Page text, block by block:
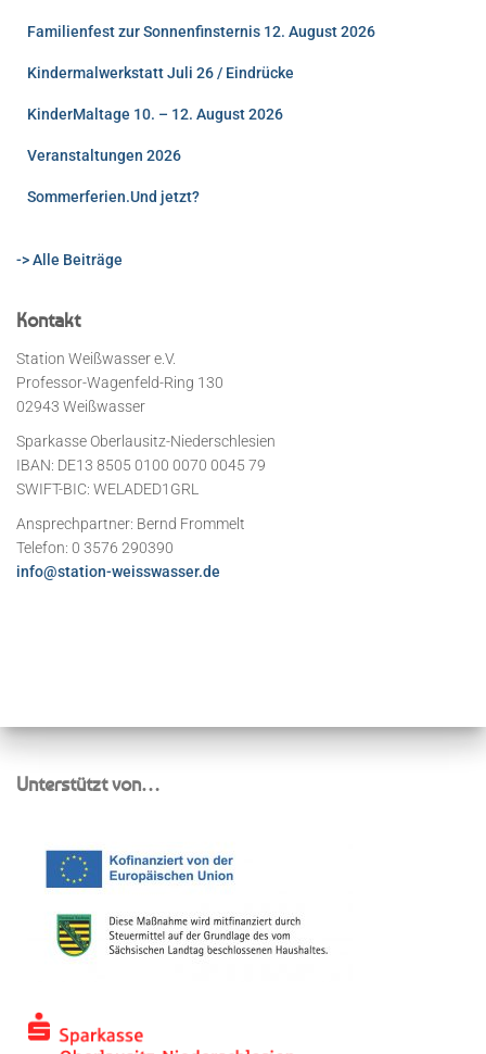
Familienfest zur Sonnenfinsternis 12. August 2026
Kindermalwerkstatt Juli 26 / Eindrücke
KinderMaltage 10. – 12. August 2026
Veranstaltungen 2026
Sommerferien.Und jetzt?
-> Alle Beiträge
Kontakt
Station Weißwasser e.V.
Professor-Wagenfeld-Ring 130
02943 Weißwasser
Sparkasse Oberlausitz-Niederschlesien
IBAN: DE13 8505 0100 0070 0045 79
SWIFT-BIC: WELADED1GRL
Ansprechpartner: Bernd Frommelt
Telefon: 0 3576 290390
info@station-weisswasser.de
Unterstützt von…